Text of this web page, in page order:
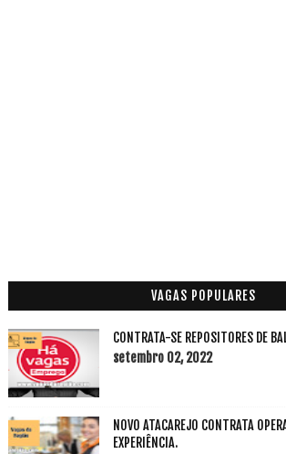
VAGAS POPULARES
CONTRATA-SE REPOSITORES DE
setembro 02, 2022
NOVO ATACAREJO CONTRATA
EXPERIÊNCIA.